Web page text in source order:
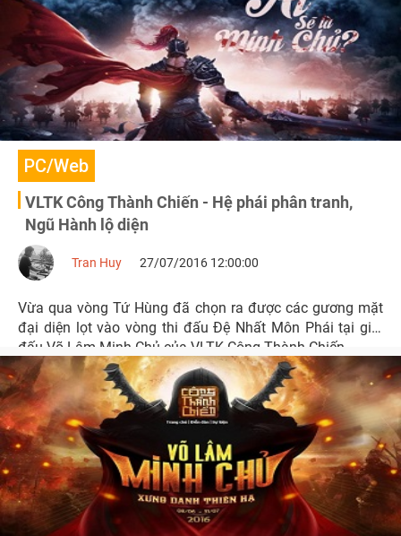
PC/Web
VLTK Công Thành Chiến - Hệ phái phân tranh,
Ngũ Hành lộ diện
Tran Huy 27/07/2016 12:00:00
Vừa qua vòng Tứ Hùng đã chọn ra được các gương mặt
đại diện lọt vào vòng thi đấu Đệ Nhất Môn Phái tại giải
đấu Võ Lâm Minh Chủ của VLTK Công Thành Chiến.